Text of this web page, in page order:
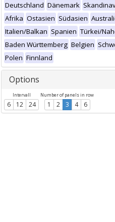
Deutschland Dänemark
Afrika Ostasien Südasien
Italien/Balkan Spanien Türkei/
Baden Württemberg Belgien
Polen Finnland
Options
Intervall
6 12 24
Number of panels in row
1 2 3 4 6